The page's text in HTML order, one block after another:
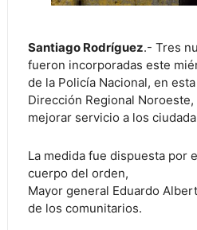
Santiago Rodríguez.- Tres
fueron incorporadas este
de la Policía Nacional, en
Dirección Regional
mejorar servicio a los
La medida fue dispuesta por
cuerpo del orden,
Mayor general Eduardo
de los comunitarios.